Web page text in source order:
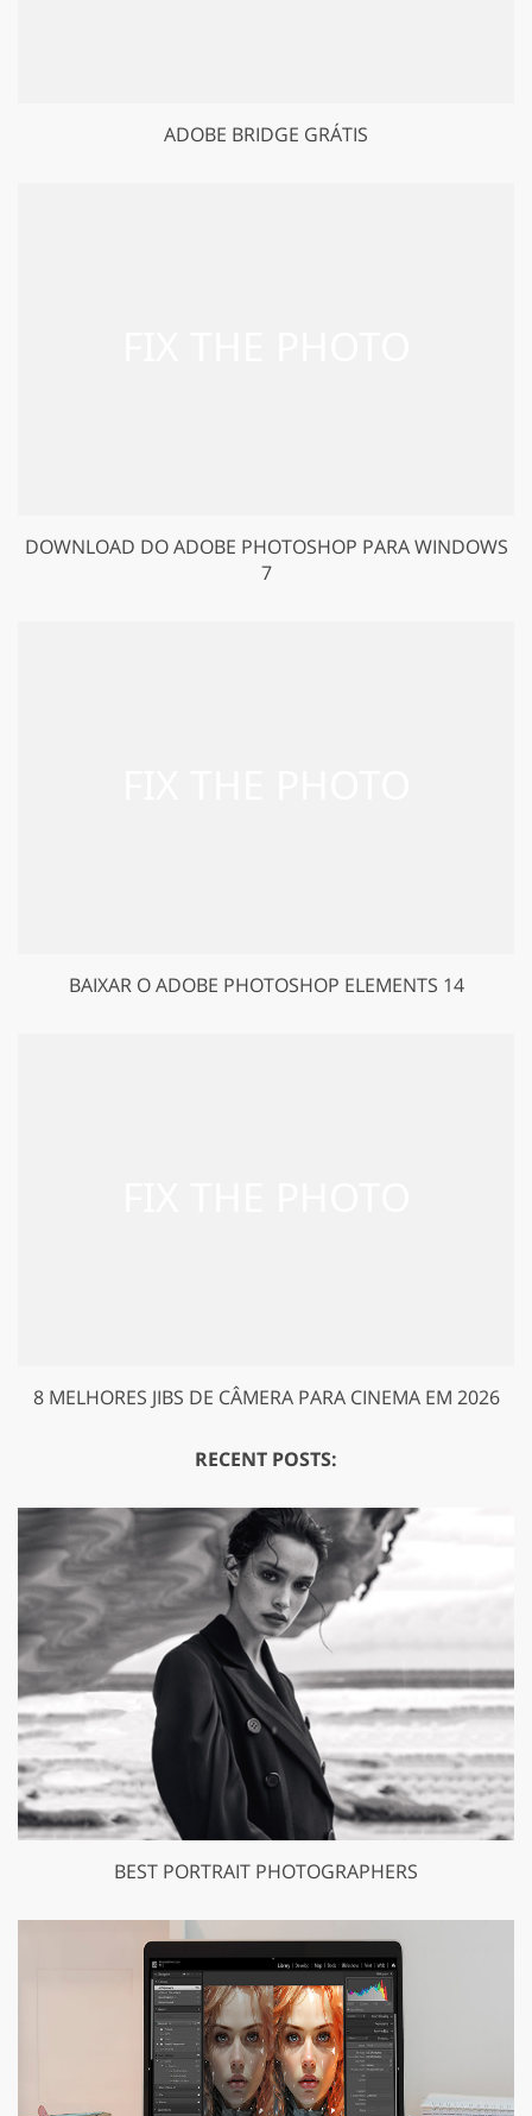
ADOBE BRIDGE GRÁTIS
DOWNLOAD DO ADOBE PHOTOSHOP PARA WINDOWS
7
BAIXAR O ADOBE PHOTOSHOP ELEMENTS 14
8 MELHORES JIBS DE CÂMERA PARA CINEMA EM 2026
RECENT POSTS:
BEST PORTRAIT PHOTOGRAPHERS